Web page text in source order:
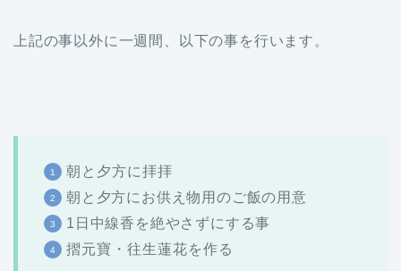
上記の事以外に一週間、以下の事を行います。
朝と夕方に拝拝
朝と夕方にお供え物用のご飯の用意
1日中線香を絶やさずにする事
摺元寶・往生蓮花を作る